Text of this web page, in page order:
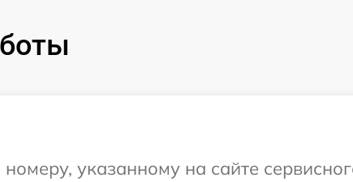
указанному на сайте